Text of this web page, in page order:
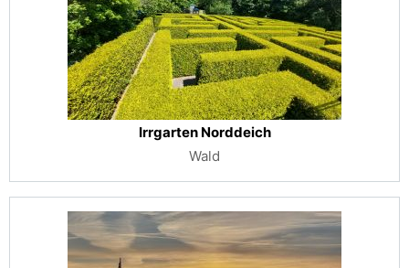
Irrgarten Norddeich
Wald